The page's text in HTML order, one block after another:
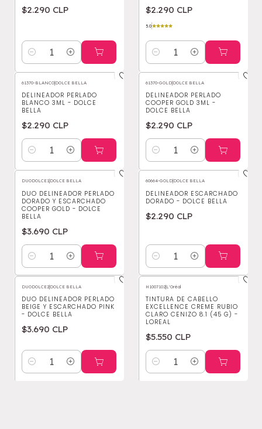
$2.290 CLP
Cantidad
$2.290 CLP
5.0
Cantidad
61370-BLANCO|DOLCE BELLA
DELINEADOR PERLADO
BLANCO 3ML - DOLCE
BELLA
$2.290 CLP
Cantidad
61370-GOLD|DOLCE BELLA
DELINEADOR PERLADO
COOPER GOLD 3ML -
DOLCE BELLA
$2.290 CLP
Cantidad
DUODOLCE1|DOLCE BELLA
DUO DELINEADOR PERLADO
DORADO Y ESCARCHADO
COOPER GOLD - DOLCE
BELLA
$3.690 CLP
Cantidad
60664-GOLD|DOLCE BELLA
DELINEADOR ESCARCHADO
DORADO - DOLCE BELLA
$2.290 CLP
Cantidad
DUODOLCE2|DOLCE BELLA
DUO DELINEADOR PERLADO
BEIGE Y ESCARCHADO PINK
- DOLCE BELLA
$3.690 CLP
Cantidad
H1007102|L'Oréal
TINTURA DE CABELLO
EXCELLENCE CREME RUBIO
CLARO CENIZO 8.1 (45 G) -
LOREAL
$5.550 CLP
Cantidad